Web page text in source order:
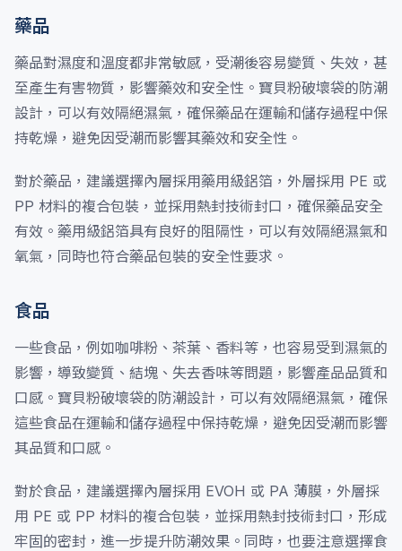
藥品
藥品對濕度和溫度都非常敏感，受潮後容易變質、失效，甚
至產生有害物質，影響藥效和安全性。寶貝粉破壞袋的防潮
設計，可以有效隔絕濕氣，確保藥品在運輸和儲存過程中保
持乾燥，避免因受潮而影響其藥效和安全性。
對於藥品，建議選擇內層採用藥用級鋁箔，外層採用 PE 或
PP 材料的複合包裝，並採用熱封技術封口，確保藥品安全
有效。藥用級鋁箔具有良好的阻隔性，可以有效隔絕濕氣和
氧氣，同時也符合藥品包裝的安全性要求。
食品
一些食品，例如咖啡粉、茶葉、香料等，也容易受到濕氣的
影響，導致變質、結塊、失去香味等問題，影響產品品質和
口感。寶貝粉破壞袋的防潮設計，可以有效隔絕濕氣，確保
這些食品在運輸和儲存過程中保持乾燥，避免因受潮而影響
其品質和口感。
對於食品，建議選擇內層採用 EVOH 或 PA 薄膜，外層採
用 PE 或 PP 材料的複合包裝，並採用熱封技術封口，形成
牢固的密封，進一步提升防潮效果。同時，也要注意選擇食